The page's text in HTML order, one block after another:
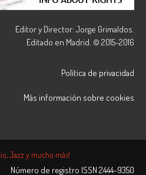
Editor y Director: Jorge Grimaldos.
Editado en Madrid. © 2015-2016
Política de privacidad
Más información sobre cookies
Jazz y mucho más!
Número de registro ISSN 2444-9350